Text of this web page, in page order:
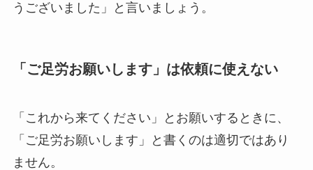
うございました」と言いましょう。
「ご足労お願いします」は依頼に使えない
「これから来てください」とお願いするときに、
「ご足労お願いします」と書くのは適切ではあり
ません。